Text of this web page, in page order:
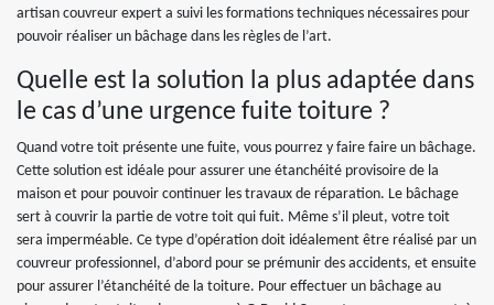
artisan couvreur expert a suivi les formations techniques nécessaires pour
pouvoir réaliser un bâchage dans les règles de l’art.
Quelle est la solution la plus adaptée dans
le cas d’une urgence fuite toiture ?
Quand votre toit présente une fuite, vous pourrez y faire faire un bâchage.
Cette solution est idéale pour assurer une étanchéité provisoire de la
maison et pour pouvoir continuer les travaux de réparation. Le bâchage
sert à couvrir la partie de votre toit qui fuit. Même s’il pleut, votre toit
sera imperméable. Ce type d’opération doit idéalement être réalisé par un
couvreur professionnel, d’abord pour se prémunir des accidents, et ensuite
pour assurer l’étanchéité de la toiture. Pour effectuer un bâchage au